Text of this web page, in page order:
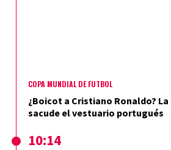
COPA MUNDIAL DE FÚTBOL
¿Boicot a Cristiano Ronaldo?
sacude el vestuario portugués
10:14